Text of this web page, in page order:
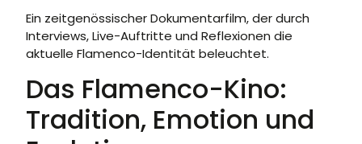
Ein zeitgenössischer Dokumentarfilm, der durch
Interviews, Live-Auftritte und Reflexionen die
aktuelle Flamenco-Identität beleuchtet.
Das Flamenco-Kino:
Tradition, Emotion und